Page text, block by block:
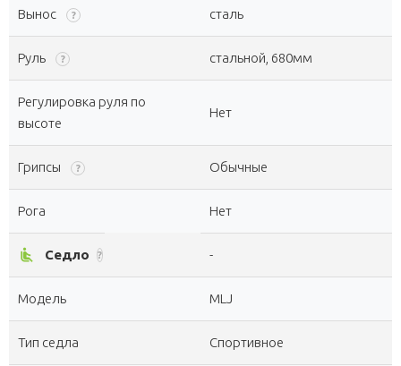
Вынос ? сталь
Руль ? стальной, 680мм
Регулировка руля по
высоте
Нет
Грипсы ? Обычные
Рога Нет
airline_seat_recline_normal Седло ? -
Модель MLJ
Тип седла Спортивное